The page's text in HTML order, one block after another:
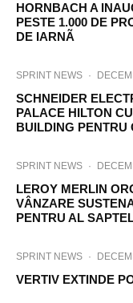
HORNBACH A
PESTE 1.000 DE
DE IARNÃ
SPRINT NEWS ·
SCHNEIDER
PALACE HILTON
BUILDING PENTRU
SPRINT NEWS ·
LEROY MERLIN
VÂNZARE
PENTRU AL
SPRINT NEWS ·
VERTIV EXTINDE